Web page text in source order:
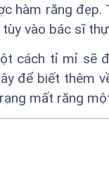
hàm răng đẹp.
vào bác sĩ
cách tỉ mỉ sẽ
để biết thêm
mất răng